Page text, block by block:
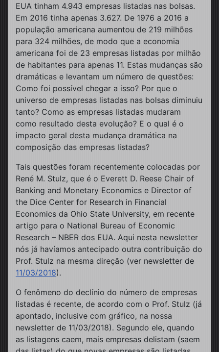
EUA tinham 4.943 empresas listadas nas bolsas.
Em 2016 tinha apenas 3.627. De 1976 a 2016 a
população americana aumentou de 219 milhões
para 324 milhões, de modo que a economia
americana foi de 23 empresas listadas por milhão
de habitantes para apenas 11. Estas mudanças são
dramáticas e levantam um número de questões:
Como foi possível chegar a isso? Por que o
universo de empresas listadas nas bolsas diminuiu
tanto? Como as empresas listadas mudaram
como resultado desta evolução? E o qual é o
impacto geral desta mudança dramática na
composição das empresas listadas?
Tais questões foram recentemente colocadas por
René M. Stulz, que é o Everett D. Reese Chair of
Banking and Monetary Economics e Director of
the Dice Center for Research in Financial
Economics da Ohio State University, em recente
artigo para o National Bureau of Economic
Research – NBER dos EUA. Aqui nesta newsletter
nós já havíamos antecipado outra contribuição do
Prof. Stulz na mesma direção (ver newsletter de
11/03/2018).
O fenômeno do declínio do número de empresas
listadas é recente, de acordo com o Prof. Stulz (já
apontado, inclusive com gráfico, na nossa
newsletter de 11/03/2018). Segundo ele, quando
as listagens caem, mais empresas delistam (saem